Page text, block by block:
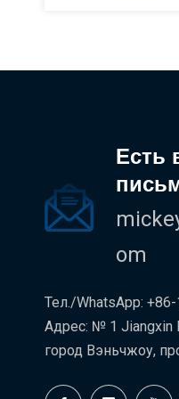
Есть
om
Тел./WhatsApp:
Адрес: № 1 Jiangxin
город Вэньчжоу,